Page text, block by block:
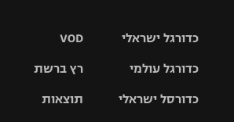
VOD
רץ ברשת
תוצאות
כדורגל ישראלי
כדורגל עולמי
כדורסל ישראלי